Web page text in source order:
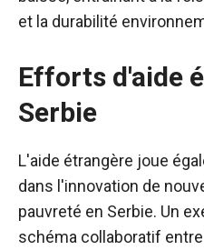
et la durabilité
Efforts d'aide
Serbie
L'aide étrangère joue
dans l'innovation de
pauvreté en Serbie. Un
schéma collaboratif